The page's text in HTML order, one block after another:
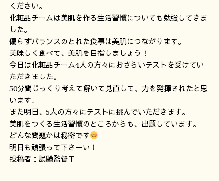
ください。
化粧品チームは美肌を作る生活習慣についても勉強してきま
した。
偏らずバランスのとれた食事は美肌につながります。
美味しく食べて、美肌を目指しましょう！
今日は化粧品チーム4人の方々におさらいテストを受けてい
ただきました。
50分間じっくり考えて解いて見直して、力を発揮されたと思
います。
また明日、5人の方々にテストに挑んでいただきます。
美肌をつくる生活習慣のところからも、出題しています。
どんな問題かは秘密です
明日も頑張って下さーい！
投稿者：試験監督Ｔ